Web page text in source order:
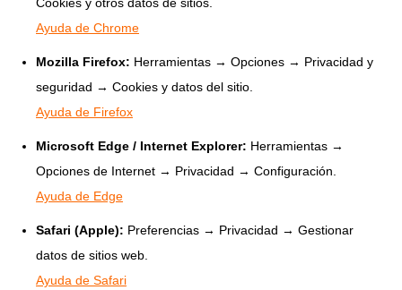
Ayuda de Chrome
Mozilla Firefox: Herramientas → Opciones → Privacidad y
seguridad → Cookies y datos del sitio.
Ayuda de Firefox
Microsoft Edge / Internet Explorer: Herramientas →
Opciones de Internet → Privacidad → Configuración.
Ayuda de Edge
Safari (Apple): Preferencias → Privacidad → Gestionar
datos de sitios web.
Ayuda de Safari